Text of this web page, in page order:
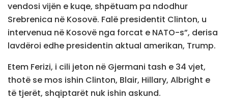
vendosi vijën e kuqe, shpëtuam pa ndodhur
Srebrenica në Kosovë. Falë presidentit Clinton, u
intervenua në Kosovë nga forcat e NATO-s”, derisa
lavdëroi edhe presidentin aktual amerikan, Trump.
Etem Ferizi, i cili jeton në Gjermani tash e 34 vjet,
thotë se mos ishin Clinton, Blair, Hillary, Albright e
të tjerët, shqiptarët nuk ishin askund.